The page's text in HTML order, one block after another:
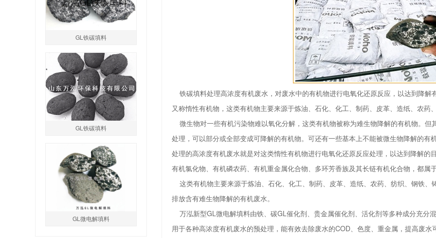
铁碳填料处理高浓度有机废水，对废水中的有机物进行电氧化还原反应，以达到降解
又称惰性有机物，这类有机物主要来源于炼油、石化、化工、制药、皮革、造纸、农药
微生物对一些有机污染物难以氧化分解，这类有机物被称为难生物降解的有机物。但
处理，可以部分或全部变成可降解的有机物。可还有一些基本上不能被微生物降解的有
处理的高浓度有机废水就是对这类惰性有机物进行电氧化还原反应处理，以达到降解的
有机氯化物、有机磷农药、有机重金属化合物、多环芳香族及其长链有机化合物，都属
这类有机物主要来源于炼油、石化、化工、制药、皮革、造纸、农药、纺织、钢铁、
排放含有难生物降解的有机废水。
万泓新型GL微电解填料由铁、碳GL催化剂、贵金属催化剂、活化剂等多种成分充分
用于各种高浓度有机废水的预处理，能有效去除废水的COD、色度、重金属，提高废水
GL铁碳填料
GL铁碳填料
GL微电解填料